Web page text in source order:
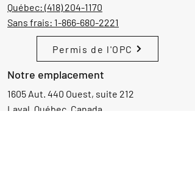
Québec: (418) 204-1170
Sans frais: 1-866-680-2221
Permis de l'OPC
Notre emplacement
1605 Aut. 440 Ouest, suite 212
Laval, Québec, Canada